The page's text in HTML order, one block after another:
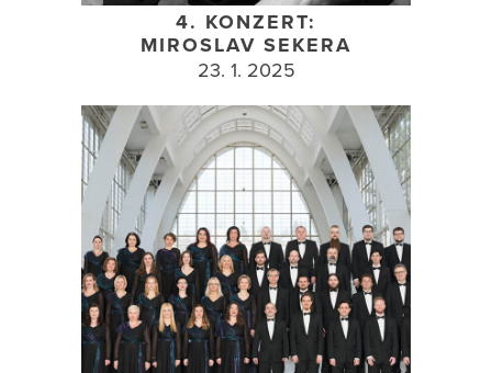
4. KONZERT:
MIROSLAV SEKERA
23. 1. 2025